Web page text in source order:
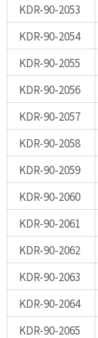
KDR-90-2053
KDR-90-2054
KDR-90-2055
KDR-90-2056
KDR-90-2057
KDR-90-2058
KDR-90-2059
KDR-90-2060
KDR-90-2061
KDR-90-2062
KDR-90-2063
KDR-90-2064
KDR-90-2065